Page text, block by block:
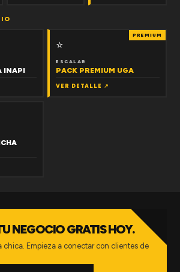
INAPI
PREMIUM
⭐
ESCALAR
PACK PREMIUM UGA
VER DETALLE ↗
NEGOCIO GRATIS HOY.
chica. Empieza a conectar con clientes de